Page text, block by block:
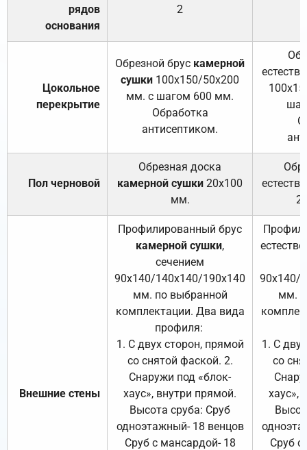
рядов
основания
2
Цокольное
перекрытие
Обрезной брус камерной
сушки 100х150/50х200
мм. с шагом 600 мм.
Обработка
антисептиком.
Пол черновой
Обрезная доска
камерной сушки 20х100
мм.
Внешние стены
Профилированный брус
камерной сушки,
сечением
90х140/140х140/190х140
мм. по выбранной
комплектации. Два вида
профиля:
1. С двух сторон, прямой
со снятой фаской. 2.
Снаружи под «блок-
хаус», внутри прямой.
Высота сруба: Сруб
одноэтажный- 18 венцов
Сруб с мансардой- 18
90х140/
мм.
1. С
со
хаус»,
Сруб с